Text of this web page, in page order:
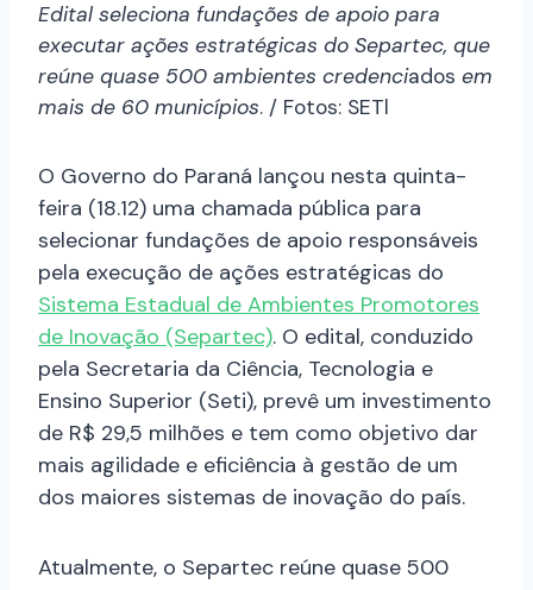
Edital seleciona fundações de apoio para
executar ações estratégicas do Separtec, que
reúne quase 500 ambientes credenciados em
mais de 60 municípios. / Fotos: SETl
O Governo do Paraná lançou nesta quinta-
feira (18.12) uma chamada pública para
selecionar fundações de apoio responsáveis
pela execução de ações estratégicas do
Sistema Estadual de Ambientes Promotores
de Inovação (Separtec). O edital, conduzido
pela Secretaria da Ciência, Tecnologia e
Ensino Superior (Seti), prevê um investimento
de R$ 29,5 milhões e tem como objetivo dar
mais agilidade e eficiência à gestão de um
dos maiores sistemas de inovação do país.
Atualmente, o Separtec reúne quase 500